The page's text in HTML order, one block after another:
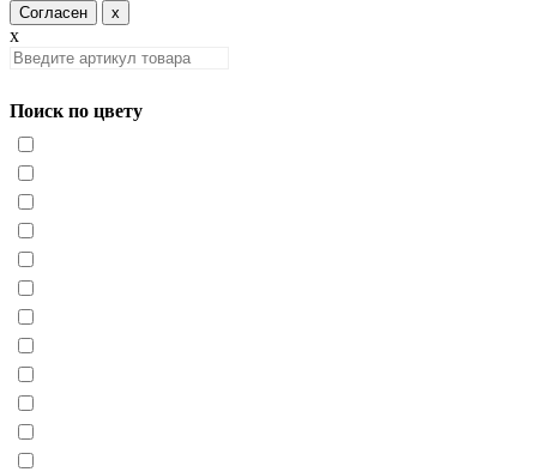
Согласен x
x
Поиск по цвету